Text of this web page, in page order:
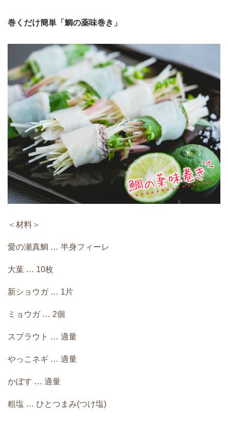
巻くだけ簡単「鯛の薬味巻き」
＜材料＞
愛の瀬真鯛 … 半身フィーレ
大葉 … 10枚
新ショウガ … 1片
ミョウガ … 2個
スプラウト … 適量
やっこネギ … 適量
かぼす … 適量
粗塩 … ひとつまみ(つけ塩)